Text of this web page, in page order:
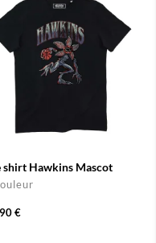
shirt Hawkins Mascot
€